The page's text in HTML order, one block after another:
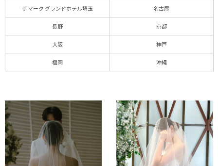
ザ マーク グランドホテル埼玉 名古屋
長野 京都
大阪 神戸
福岡 沖縄